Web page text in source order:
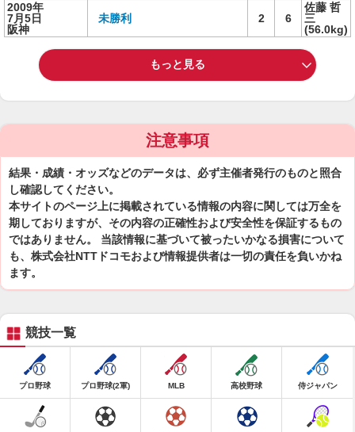
2009年
7月5日
阪神
未勝利 2 6
佐藤 哲
三
(56.0kg)
もっと見る
注意事項
結果・成績・オッズなどのデータは、必ず主催者発行のものと照合
し確認してください。
本サイトのページ上に掲載されている情報の内容に関しては万全を
期しておりますが、その内容の正確性および安全性を保証するもの
ではありません。 当該情報に基づいて被ったいかなる損害について
も、株式会社NTTドコモおよび情報提供者は一切の責任を負いかね
ます。
競技一覧
プロ野球 プロ野球(2軍) MLB 高校野球 侍ジャパン